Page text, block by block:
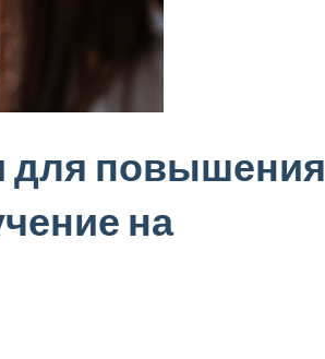
для повышения
на